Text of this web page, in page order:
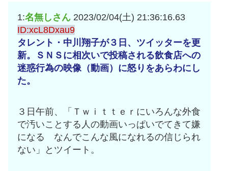
1:名無しさん 2023/02/04(土) 21:36:16.63
ID:xcL8Dxau9
タレント・中川翔子が３日、ツイッターを更
新。ＳＮＳに相次いで投稿される飲食店への
迷惑行為の映像（動画）に怒りをあらわにし
た。
３日午前、「Ｔｗｉｔｔｅｒにいろんな外食
で汚いことする人の動画いっぱいでてきて嫌
になる なんでこんな風になれるの信じられ
ない」とツイート。